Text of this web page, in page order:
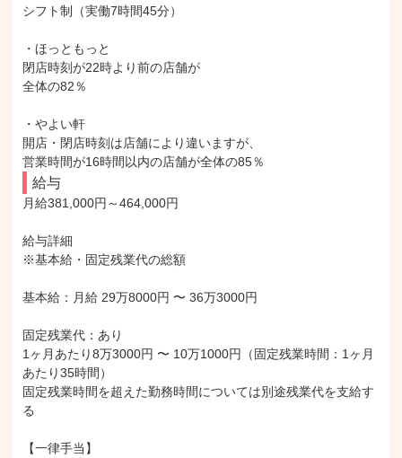
シフト制（実働7時間45分）
・ほっともっと
閉店時刻が22時より前の店舗が
全体の82％
・やよい軒
開店・閉店時刻は店舗により違いますが、
営業時間が16時間以内の店舗が全体の85％
給与
月給381,000円～464,000円
給与詳細
※基本給・固定残業代の総額
基本給：月給 29万8000円 〜 36万3000円
固定残業代：あり
1ヶ月あたり8万3000円 〜 10万1000円（固定残業時間：1ヶ月
あたり35時間）
固定残業時間を超えた勤務時間については別途残業代を支給す
る
【一律手当】